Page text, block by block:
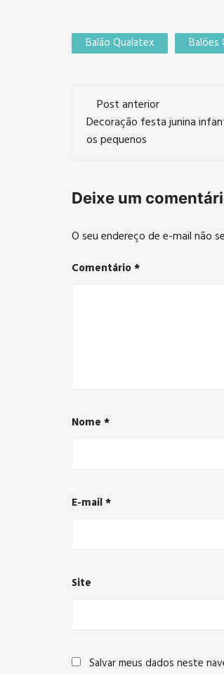
Balão Qualatex Balões
Navegação
de
post
Post anterior
Decoração festa junina
os pequenos
Deixe um
O seu endereço de e-mail não
Comentário*
Nome *
E-mail*
Site
Salvar meus dados neste